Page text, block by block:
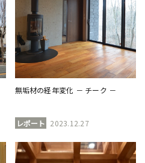
無垢材の経年変化 － チーク －
レポート 2023.12.27